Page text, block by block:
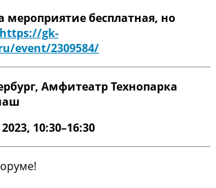
мероприятие бесплатная, но
https://gk-
event/2309584/
Амфитеатр Технопарка
10:30–16:30